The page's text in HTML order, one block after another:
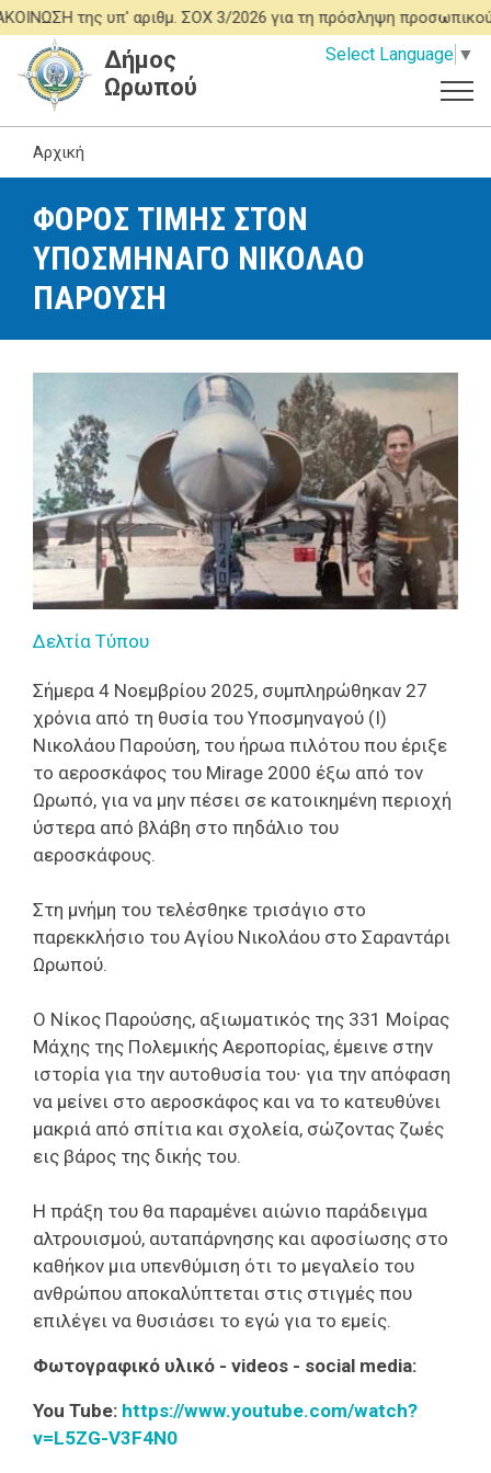
Παράκαμψη
προς
περιεχόμενο
της υπ' αριθμ. ΣΟΧ 3/2026 για τη πρόσληψη προσωπικού
Select Language ▼
Δήμος
Ωρωπού
Αρχική
ΦΟΡΟΣ ΤΙΜΗΣ ΣΤΟΝ
ΥΠΟΣΜΗΝΑΓΟ ΝΙΚΟΛΑΟ
ΠΑΡΟΥΣΗ
Δελτία Τύπου
Σήμερα 4 Νοεμβρίου 2025, συμπληρώθηκαν 27
χρόνια από τη θυσία του Υποσμηναγού (Ι)
Νικολάου Παρούση, του ήρωα πιλότου που έριξε
το αεροσκάφος του Mirage 2000 έξω από τον
Ωρωπό, για να μην πέσει σε κατοικημένη περιοχή
ύστερα από βλάβη στο πηδάλιο του
αεροσκάφους.
Στη μνήμη του τελέσθηκε τρισάγιο στο
παρεκκλήσιο του Αγίου Νικολάου στο Σαραντάρι
Ωρωπού.
Ο Νίκος Παρούσης, αξιωματικός της 331 Μοίρας
Μάχης της Πολεμικής Αεροπορίας, έμεινε στην
ιστορία για την αυτοθυσία του∙ για την απόφαση
να μείνει στο αεροσκάφος και να το κατευθύνει
μακριά από σπίτια και σχολεία, σώζοντας ζωές
εις βάρος της δικής του.
Η πράξη του θα παραμένει αιώνιο παράδειγμα
αλτρουισμού, αυταπάρνησης και αφοσίωσης στο
καθήκον μια υπενθύμιση ότι το μεγαλείο του
ανθρώπου αποκαλύπτεται στις στιγμές που
επιλέγει να θυσιάσει το εγώ για το εμείς.
Φωτογραφικό υλικό - videos - social media:
You Tube: https://www.youtube.com/watch?
v=L5ZG-V3F4N0